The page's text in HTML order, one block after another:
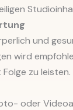
und
wird
zu leisten.
oder